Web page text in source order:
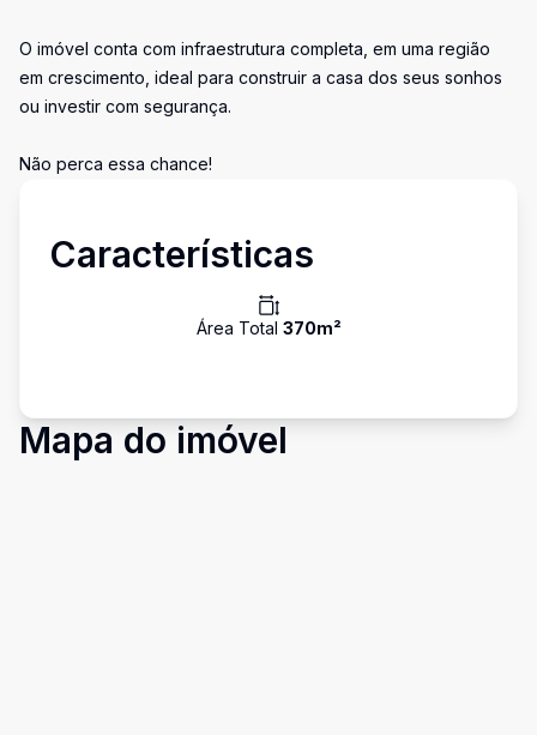
O imóvel conta com infraestrutura completa, em uma região
em crescimento, ideal para construir a casa dos seus sonhos
ou investir com segurança.
Não perca essa chance!
Características
Área Total 370m²
Mapa do imóvel